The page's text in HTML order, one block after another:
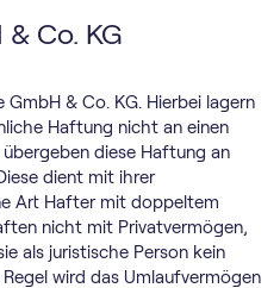
Co. KG
& Co. KG. Hierbei lagern
Haftung nicht an einen
diese Haftung an
dient mit ihrer
Art Hafter mit doppeltem
nicht mit Privatvermögen,
als juristische Person kein
wird das Umlaufvermögen